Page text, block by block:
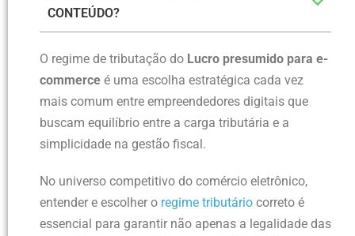
CONTEÚDO?
O regime de tributação do Lucro presumido para e-
commerce é uma escolha estratégica cada vez
mais comum entre empreendedores digitais que
buscam equilíbrio entre a carga tributária e a
simplicidade na gestão fiscal.
No universo competitivo do comércio eletrônico,
entender e escolher o regime tributário correto é
essencial para garantir não apenas a legalidade das